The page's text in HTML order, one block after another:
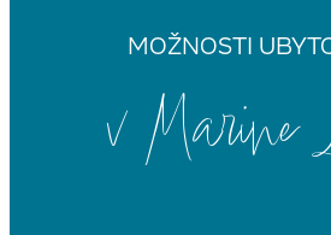
MOŽNOSTI
v Marine